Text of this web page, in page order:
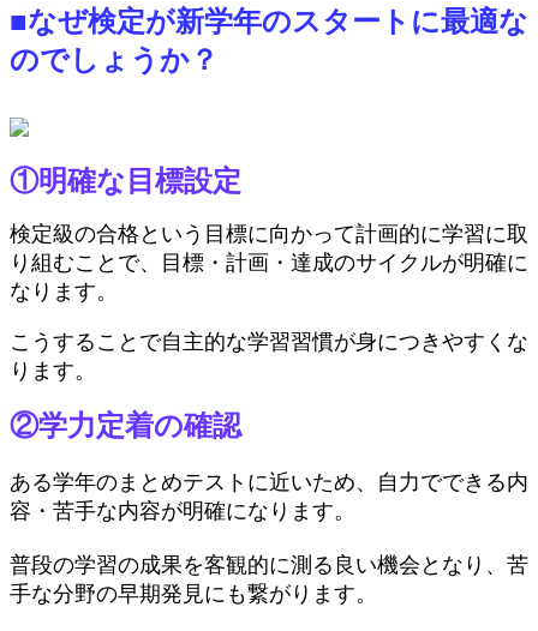
■なぜ検定が新学年のスタートに最適な
のでしょうか？
①明確な目標設定
検定級の合格という目標に向かって計画的に学習に取
り組むことで、目標・計画・達成のサイクルが明確に
なります。
こうすることで自主的な学習習慣が身につきやすくな
ります。
②学力定着の確認
ある学年のまとめテストに近いため、自力でできる内
容・苦手な内容が明確になります。
普段の学習の成果を客観的に測る良い機会となり、苦
手な分野の早期発見にも繋がります。